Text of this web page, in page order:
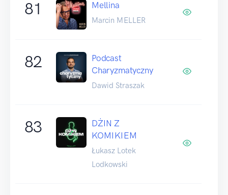
81 Mellina
Marcin MELLER
82
Podcast
Charyzmatyczny
Dawid Straszak
83
DŻIN Z
KOMIKIEM
Łukasz Lotek
Lodkowski